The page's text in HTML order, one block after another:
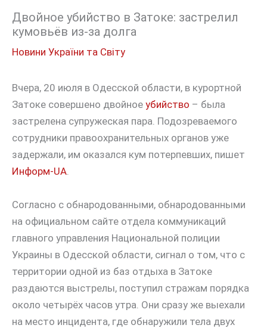
Двойное убийство в Затоке: застрелил
кумовьёв из-за долга
Новини України та Світу
Вчера, 20 июля в Одесской области, в курортной
Затоке совершено двойное убийство – была
застрелена супружеская пара. Подозреваемого
сотрудники правоохранительных органов уже
задержали, им оказался кум потерпевших, пишет
Информ-UA.
Согласно с обнародованными, обнародованными
на официальном сайте отдела коммуникаций
главного управления Национальной полиции
Украины в Одесской области, сигнал о том, что с
территории одной из баз отдыха в Затоке
раздаются выстрелы, поступил стражам порядка
около четырёх часов утра. Они сразу же выехали
на место инцидента, где обнаружили тела двух